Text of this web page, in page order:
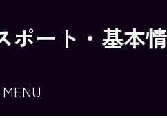
ポート・基本